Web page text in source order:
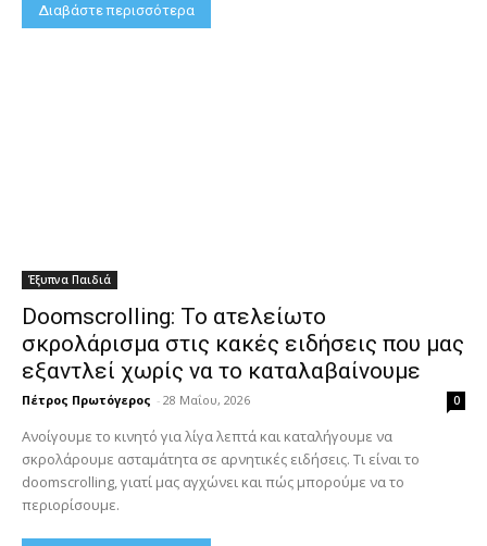
Διαβάστε περισσότερα
Έξυπνα Παιδιά
Doomscrolling: Το ατελείωτο
σκρολάρισμα στις κακές ειδήσεις που μας
εξαντλεί χωρίς να το καταλαβαίνουμε
Πέτρος Πρωτόγερος - 28 Μαΐου, 2026 0
Ανοίγουμε το κινητό για λίγα λεπτά και καταλήγουμε να
σκρολάρουμε ασταμάτητα σε αρνητικές ειδήσεις. Τι είναι το
doomscrolling, γιατί μας αγχώνει και πώς μπορούμε να το
περιορίσουμε.